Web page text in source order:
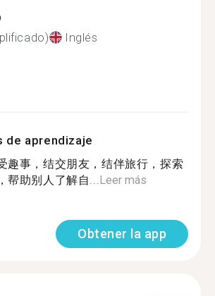
Inglés
de aprendizaje
趣事，结交朋友，结伴旅行，探索
帮助别人了解自...Leer más
Obtener la app